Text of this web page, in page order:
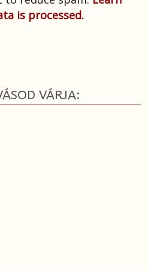
is processed.
VÁRJA: